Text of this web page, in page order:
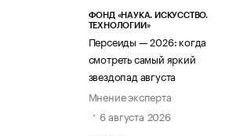
ФОНД «НАУКА. ИСКУССТВО.
ТЕХНОЛОГИИ»
Персеиды — 2026: когда
смотреть самый яркий
звездопад августа
Мнение эксперта
6 августа 2026